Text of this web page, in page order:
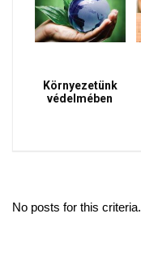
Környezetünk
védelmében
No posts for this criteria.